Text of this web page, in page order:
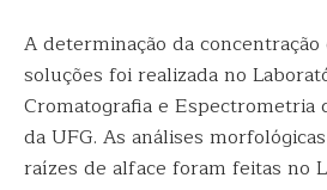
A determinação da concentração
soluções foi realizada no
Cromatografia e Espectrometria
da UFG. As análises
raízes de alface foram feitas no